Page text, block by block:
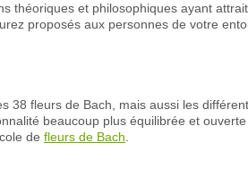
théoriques et philosophiques ayant
proposés aux personnes de votre
fleurs de Bach, mais aussi les
beaucoup plus équilibrée et
de fleurs de Bach